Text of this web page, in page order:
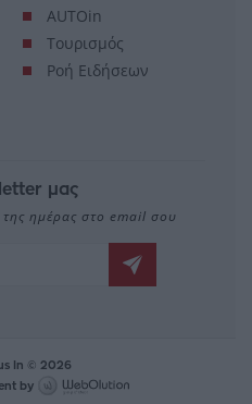
AUTOin
Τουρισμός
Ροή Ειδήσεων
μας
της ημέρας στο email σου
In © 2026
by